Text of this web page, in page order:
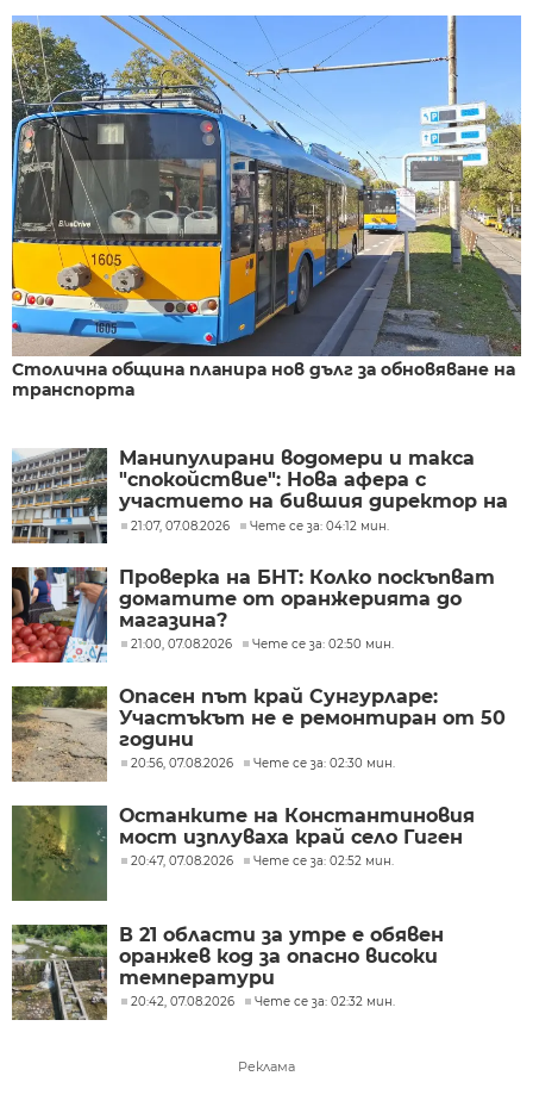
Столична община планира нов дълг за обновяване на
транспорта
Манипулирани водомери и такса
"спокойствие": Нова афера с
участието на бившия директор на
"ВиК - Бургас"
21:07, 07.08.2026 Чете се за: 04:12 мин.
Проверка на БНТ: Колко поскъпват
доматите от оранжерията до
магазина?
21:00, 07.08.2026 Чете се за: 02:50 мин.
Опасен път край Сунгурларе:
Участъкът не е ремонтиран от 50
години
20:56, 07.08.2026 Чете се за: 02:30 мин.
Останките на Константиновия
мост изплуваха край село Гиген
20:47, 07.08.2026 Чете се за: 02:52 мин.
В 21 области за утре е обявен
оранжев код за опасно високи
температури
20:42, 07.08.2026 Чете се за: 02:32 мин.
Реклама